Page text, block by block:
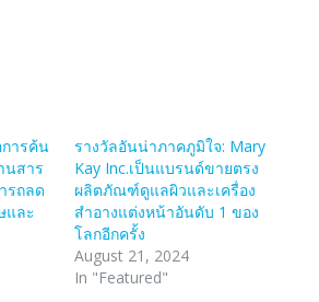
การค้น
นสาร
รถลด
และ
รางวัลอันน่าภาคภูมิใจ: Mary
Kay Inc.เป็นแบรนด์ขายตรง
ผลิตภัณฑ์ดูแลผิวและเครื่อง
สำอางแต่งหน้าอันดับ 1 ของ
โลกอีกครั้ง
August 21, 2024
In "Featured"